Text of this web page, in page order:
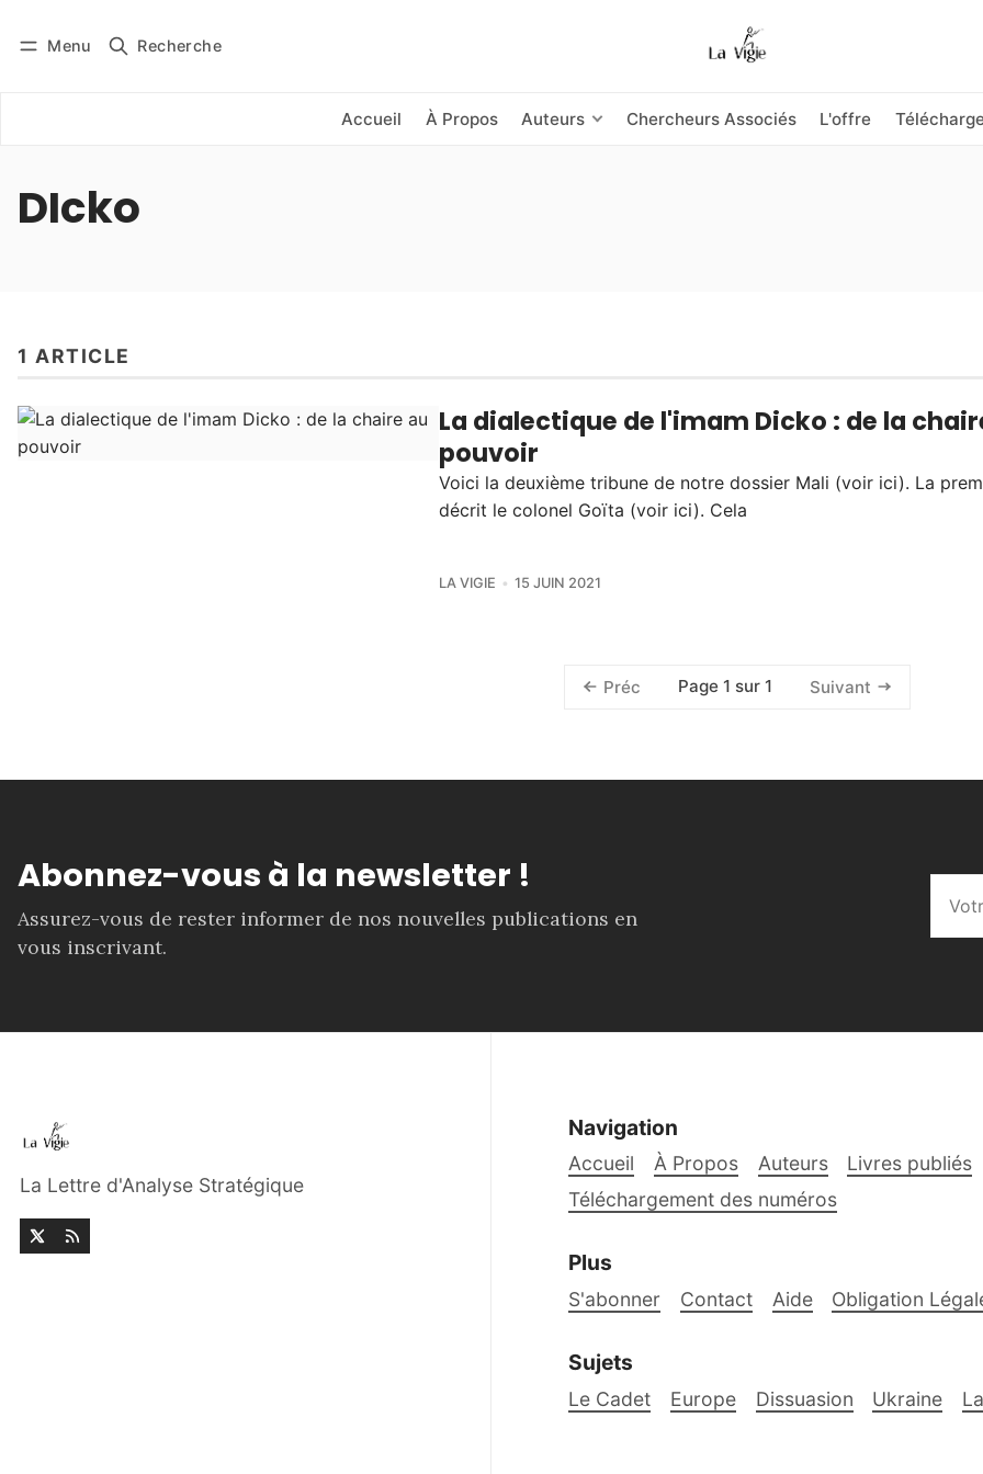
Menu Recherche
Accueil À Propos Auteurs Chercheurs Associés L'offre
Se connecter
DIcko
1 ARTICLE
La dialectique de l'imam Dicko : de la
pouvoir
Voici la deuxième tribune de notre dossier Mali (voir ici). La
décrit le colonel Goïta (voir ici). Cela
LA VIGIE 15 JUIN 2021
Préc Page 1 sur 1 Suivant
Abonnez-vous à la newsletter !
Assurez-vous de rester informer de nos nouvelles publications en
vous inscrivant.
La Lettre d'Analyse Stratégique
Navigation
Accueil À Propos Auteurs Livres publiés
Téléchargement des numéros
Plus
S'abonner Contact Aide Obligation
Sujets
Le Cadet Europe Dissuasion Ukraine